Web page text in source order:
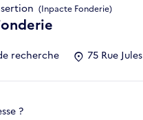
(Inpacte Fonderie)
recherche 75 Rue
?